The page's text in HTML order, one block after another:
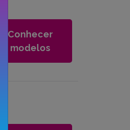
Conhecer
modelos